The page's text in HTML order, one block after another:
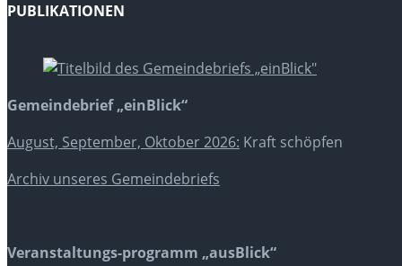
PUBLIKATIONEN
Gemeindebrief „einBlick“
August, September, Oktober 2026: Kraft schöpfen
Archiv unseres Gemeindebriefs
Veranstaltungs-programm „ausBlick“